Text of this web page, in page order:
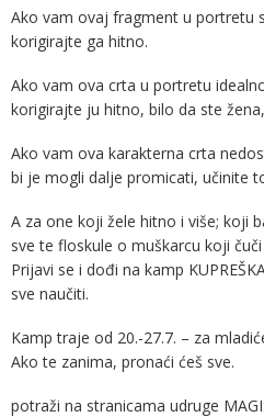
Ako vam ovaj fragment u portretu
korigirajte ga hitno.
Ako vam ova crta u portretu
korigirajte ju hitno, bilo da ste
Ako vam ova karakterna crta
bi je mogli dalje promicati, učinite
A za one koji žele hitno i više; koji
sve te floskule o muškarcu koji
Prijavi se i dođi na kamp
sve naučiti.
Kamp traje od 20.-27.7. – za
Ako te zanima, pronaći ćeš sve.
potraži na stranicama udruge